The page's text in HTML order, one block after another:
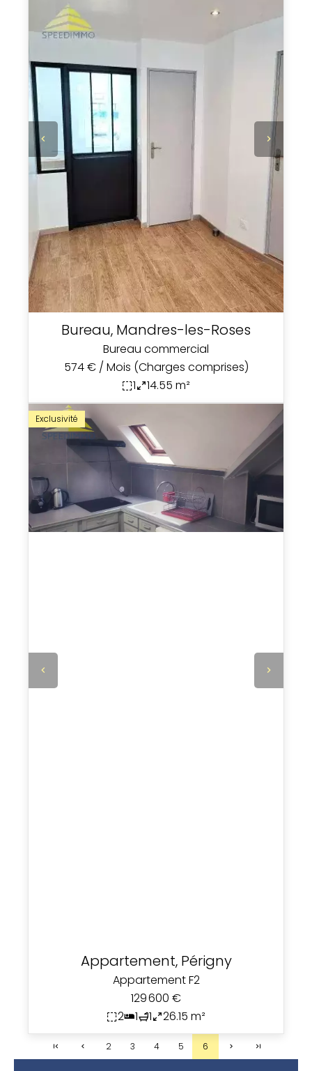
Bureau, Mandres-les-Roses
Bureau commercial
574 € / Mois (Charges comprises)
1
14.55 m²
Exclusivité
Appartement, Périgny
Appartement F2
129 600 €
2
1 1 26.15 m²
2 3 4 5 6